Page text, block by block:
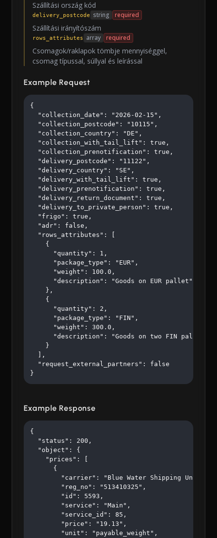
Szállítási ország kód
delivery_postcode string required
Szállítási irányítószám
rows_attributes array required
Csomagok/raklapok tömbje mennyiséggel,
csomag típussal, súllyal és leírással
Example Request
{
  "collection_date": "2026-02-15",
  "collection_postcode": "10115",
  "collection_country": "DE",
  "collection_with_tail_lift": true,
  "collection_prenotification": true,
  "delivery_postcode": "11122",
  "delivery_country": "SE",
  "delivery_with_tail_lift": true,
  "delivery_prenotification": true,
  "delivery_return_document": true,
  "delivery_to_private_person": true,
  "frigo": true,
  "adr": false,
  "rows_attributes": [
    {
      "quantity": 1,
      "package_type": "EUR",
      "weight": 100.0,
      "description": "Goods on EUR pallet"
    },
    {
      "quantity": 2,
      "package_type": "FIN",
      "weight": 300.0,
      "description": "Goods on two FIN pallets"
    }
  ],
  "request_external_partners": false
}
Example Response
{
  "status": 200,
  "object": {
    "prices": [
      {
"carrier": "Blue Water Shipping
        "reg_no": "513410325",
        "id": 5593,
        "service": "Main",
        "service_id": 85,
        "price": "19.13",
        "unit": "payable_weight",